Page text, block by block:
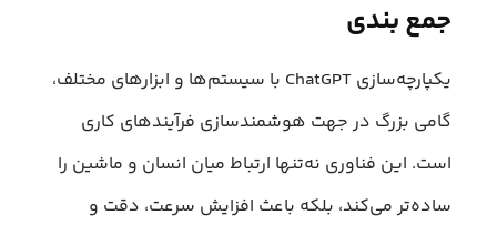
جمع بندی
یکپارچه‌سازی ChatGPT با سیستم‌ها و ابزارهای مختلف،
گامی بزرگ در جهت هوشمندسازی فرآیندهای کاری
است. این فناوری نه‌تنها ارتباط میان انسان و ماشین را
ساده‌تر می‌کند، بلکه باعث افزایش سرعت، دقت و